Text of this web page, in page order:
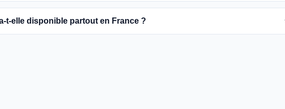
d'accès à Internet pour vérifier la disponibilité de la fibre dans votre
La plupart des fournisseurs proposent des offres de migration vers
t-elle disponible partout en France ?